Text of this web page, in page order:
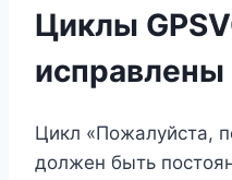
Циклы
исправлены
Цикл «Пожалуйста,
должен быть